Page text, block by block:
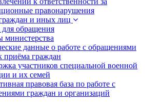
правонарушения
и иных лиц
обращения
министерства
данные о работе с обращениями
приёма граждан
участников специальной военной
и их семей
правовая база по работе с
граждан и организаций